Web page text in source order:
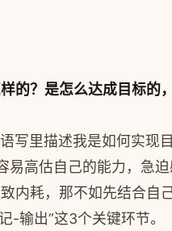
的？是怎么达成目标的
写里描述我是如何实现目
高估自己的能力，急迫
耗，那不如先结合自
输出”这3个关键环节。